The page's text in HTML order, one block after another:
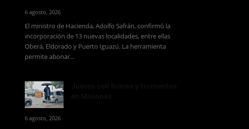
6 agosto, 2026
El ministro de Hacienda, Adolfo Safrán, confirmó la
incorporación de 13 nuevas localidades, entre ellas
Oberá, Eldorado y Puerto Iguazú. La herramienta
permite abonar...
6 agosto, 2026